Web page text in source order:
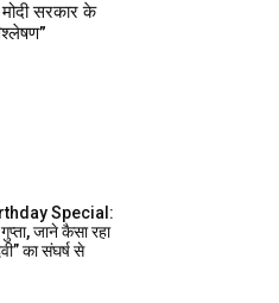
सरकार के
Special:
जाने कैसा रहा
का संघर्ष से